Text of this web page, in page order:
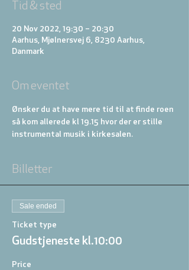
Tid & sted
20 Nov 2022, 19:30 – 20:30
Aarhus, Mjølnersvej 6, 8230 Aarhus,
Danmark
Om eventet
Ønsker du at have mere tid til at finde roen
så kom allerede kl 19.15 hvor der er stille
instrumental musik i kirkesalen.
Billetter
Sale ended
Ticket type
Gudstjeneste kl.10:00
Price